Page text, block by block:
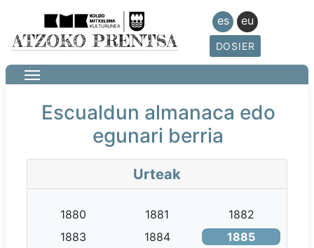
es eu
DOSIER
Escualdun almanaca edo
egunari berria
Urteak
1880 1881
1882
1883
1884
1885